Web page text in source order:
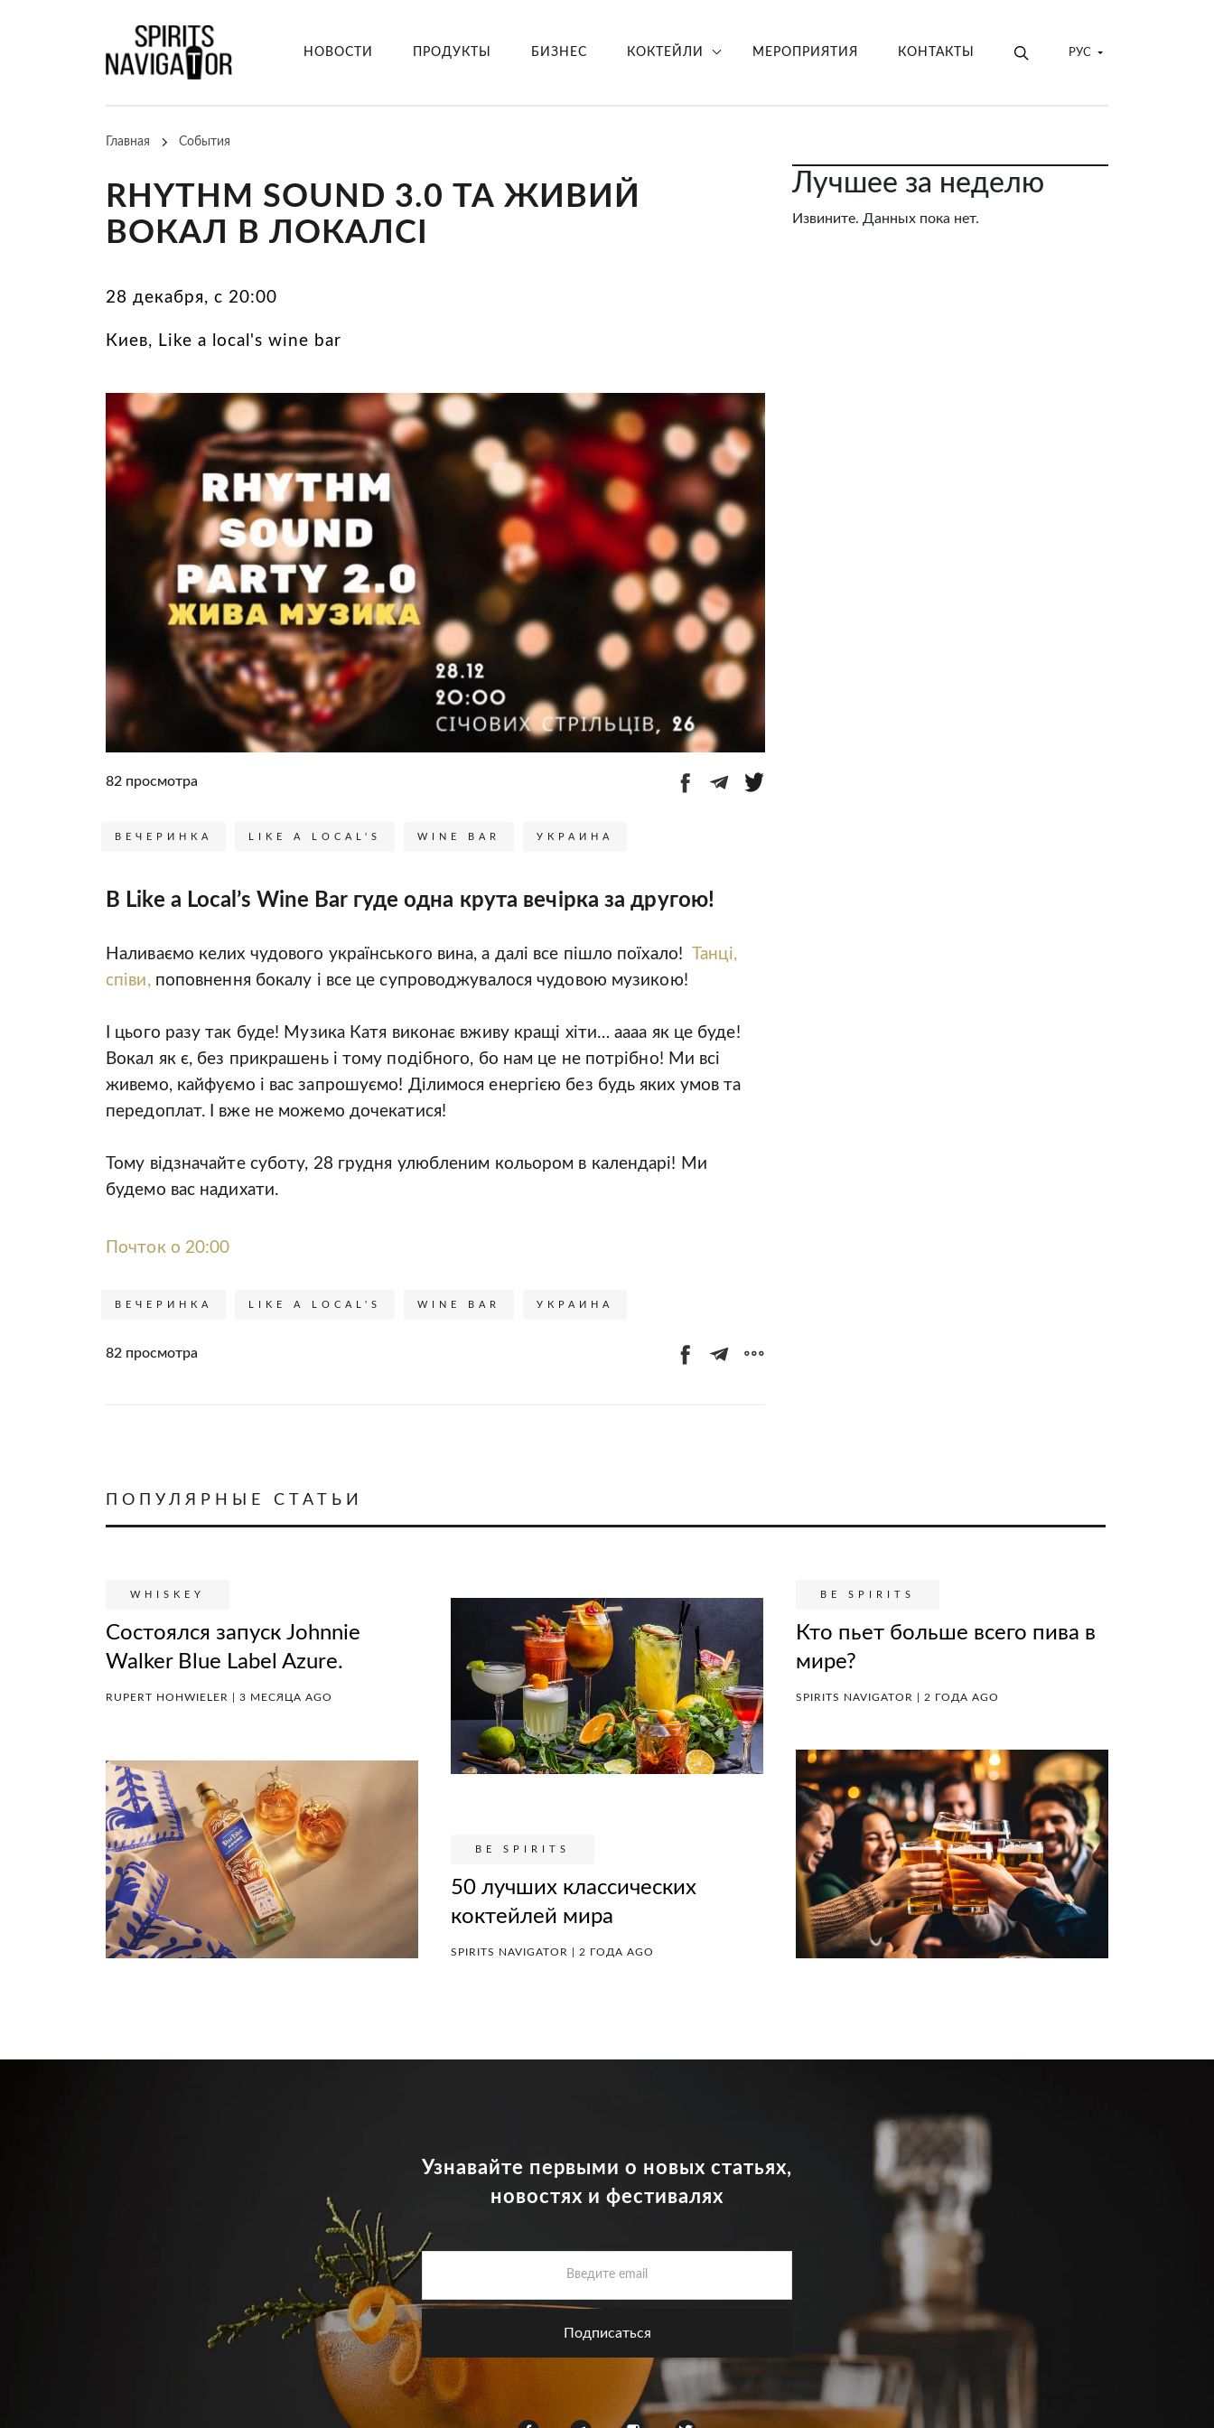
НОВОСТИ ПРОДУКТЫ БИЗНЕС КОКТЕЙЛИ МЕРОПРИЯТИЯ КОНТАКТЫ РУС
Главная События
RHYTHM SOUND 3.0 ТА ЖИВИЙ
ВОКАЛ В ЛОКАЛСІ
28 декабря, с 20:00
Киев, Like a local's wine bar
82 просмотра
ВЕЧЕРИНКА LIKE A LOCAL'S WINE BAR УКРАИНА
В Like a Local’s Wine Bar гуде одна крута вечірка за другою!
Наливаємо келих чудового українського вина, а далі все пішло поїхало!Танці,
співи, поповнення бокалу і все це супроводжувалося чудовою музикою!
І цього разу так буде! Музика Катя виконає вживу кращі хіти… аааа як це буде!
Вокал як є, без прикрашень і тому подібного, бо нам це не потрібно! Ми всі
живемо, кайфуємо і вас запрошуємо! Ділимося енергією без будь яких умов та
передоплат. І вже не можемо дочекатися!
Тому відзначайте суботу, 28 грудня улюбленим кольором в календарі! Ми
будемо вас надихати.
Почток о 20:00
ВЕЧЕРИНКА LIKE A LOCAL'S WINE BAR УКРАИНА
82 просмотра
Лучшее за неделю
Извините. Данных пока нет.
ПОПУЛЯРНЫЕ СТАТЬИ
WHISKEY
Состоялся запуск Johnnie
Walker Blue Label Azure.
RUPERT HOHWIELER | 3 МЕСЯЦА AGO
BE SPIRITS
50 лучших классических
коктейлей мира
SPIRITS NAVIGATOR | 2 ГОДА AGO
BE SPIRITS
Кто пьет больше всего пива в
мире?
SPIRITS NAVIGATOR | 2 ГОДА AGO
Узнавайте первыми о новых статьях,
новостях и фестивалях